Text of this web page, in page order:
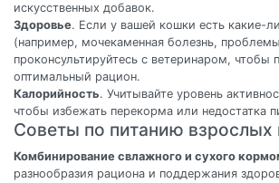
искусственных добавок.
Здоровье. Если у вашей кошки есть какие-
(например, мочекаменная болезнь,
проконсультируйтесь с ветеринаром, чтобы
оптимальный рацион.
Калорийность. Учитывайте уровень
чтобы избежать перекорма или недостатка
Советы по питанию взрослых
Комбинирование свлажного и сухого
разнообразия рациона и поддержания